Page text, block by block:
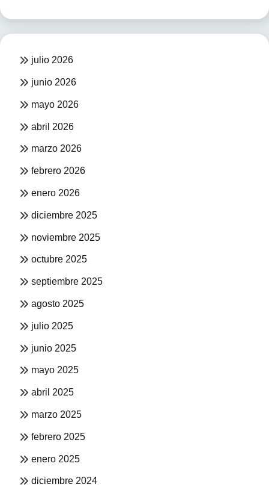
julio 2026
junio 2026
mayo 2026
abril 2026
marzo 2026
febrero 2026
enero 2026
diciembre 2025
noviembre 2025
octubre 2025
septiembre 2025
agosto 2025
julio 2025
junio 2025
mayo 2025
abril 2025
marzo 2025
febrero 2025
enero 2025
diciembre 2024